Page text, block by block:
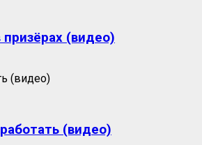
призёрах (видео)
(видео)